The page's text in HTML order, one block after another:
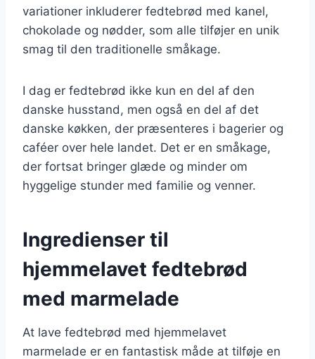
variationer inkluderer fedtebrød med kanel,
chokolade og nødder, som alle tilføjer en unik
smag til den traditionelle småkage.
I dag er fedtebrød ikke kun en del af den
danske husstand, men også en del af det
danske køkken, der præsenteres i bagerier og
caféer over hele landet. Det er en småkage,
der fortsat bringer glæde og minder om
hyggelige stunder med familie og venner.
Ingredienser til
hjemmelavet fedtebrød
med marmelade
At lave fedtebrød med hjemmelavet
marmelade er en fantastisk måde at tilføje en